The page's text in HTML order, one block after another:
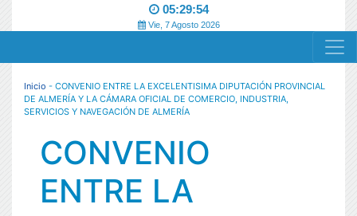
05:29:54
Vie, 7 Agosto 2026
MENÚ RESPONSIVE
Inicio - CONVENIO ENTRE LA EXCELENTISIMA DIPUTACIÓN PROVINCIAL
DE ALMERÍA Y LA CÁMARA OFICIAL DE COMERCIO, INDUSTRIA,
SERVICIOS Y NAVEGACIÓN DE ALMERÍA
CONVENIO
ENTRE LA